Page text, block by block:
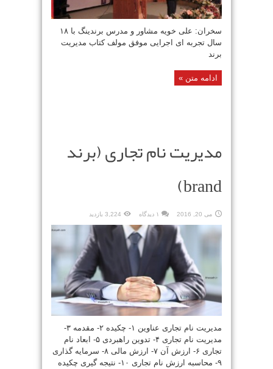
سخران: علی خویه مشاور و مدرس برندینگ با ۱۸
سال تجربه ای اجرایی موفق مولف کتاب مدیریت
برند
ادامه متن »
مدیریت نام تجاری (برند
brand)
می 20, 2016 ۱ دیدگاه 3,224 بازدید
مدیریت نام تجاری عناوین ۱- چکیده ۲- مقدمه ۳-
مدیریت نام تجاری ۴- تدوین راهبردی ۵- ابعاد نام
تجاری ۶- ارزش آن ۷- ارزش مالی ۸- سرمایه گذاری
۹- محاسبه ارزش نام تجاری ۱۰- نتیجه گیری چکیده